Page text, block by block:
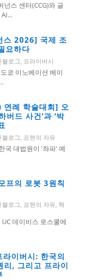
스 센터(CCG)와 글
스 2026] 국제 조
요하다
블로그, 프라이버시
쿄 이노베이션 베이
연례 학술대회] 오
버드 사건’과 ‘박
블로그, 표현의 자유
국 대법원이 '좌파' 예
프의 로봇 3원칙
블로그, 표현의 자유, 혁
데이비스 로스쿨에
이버시: 한국의
, 그리고 프라이